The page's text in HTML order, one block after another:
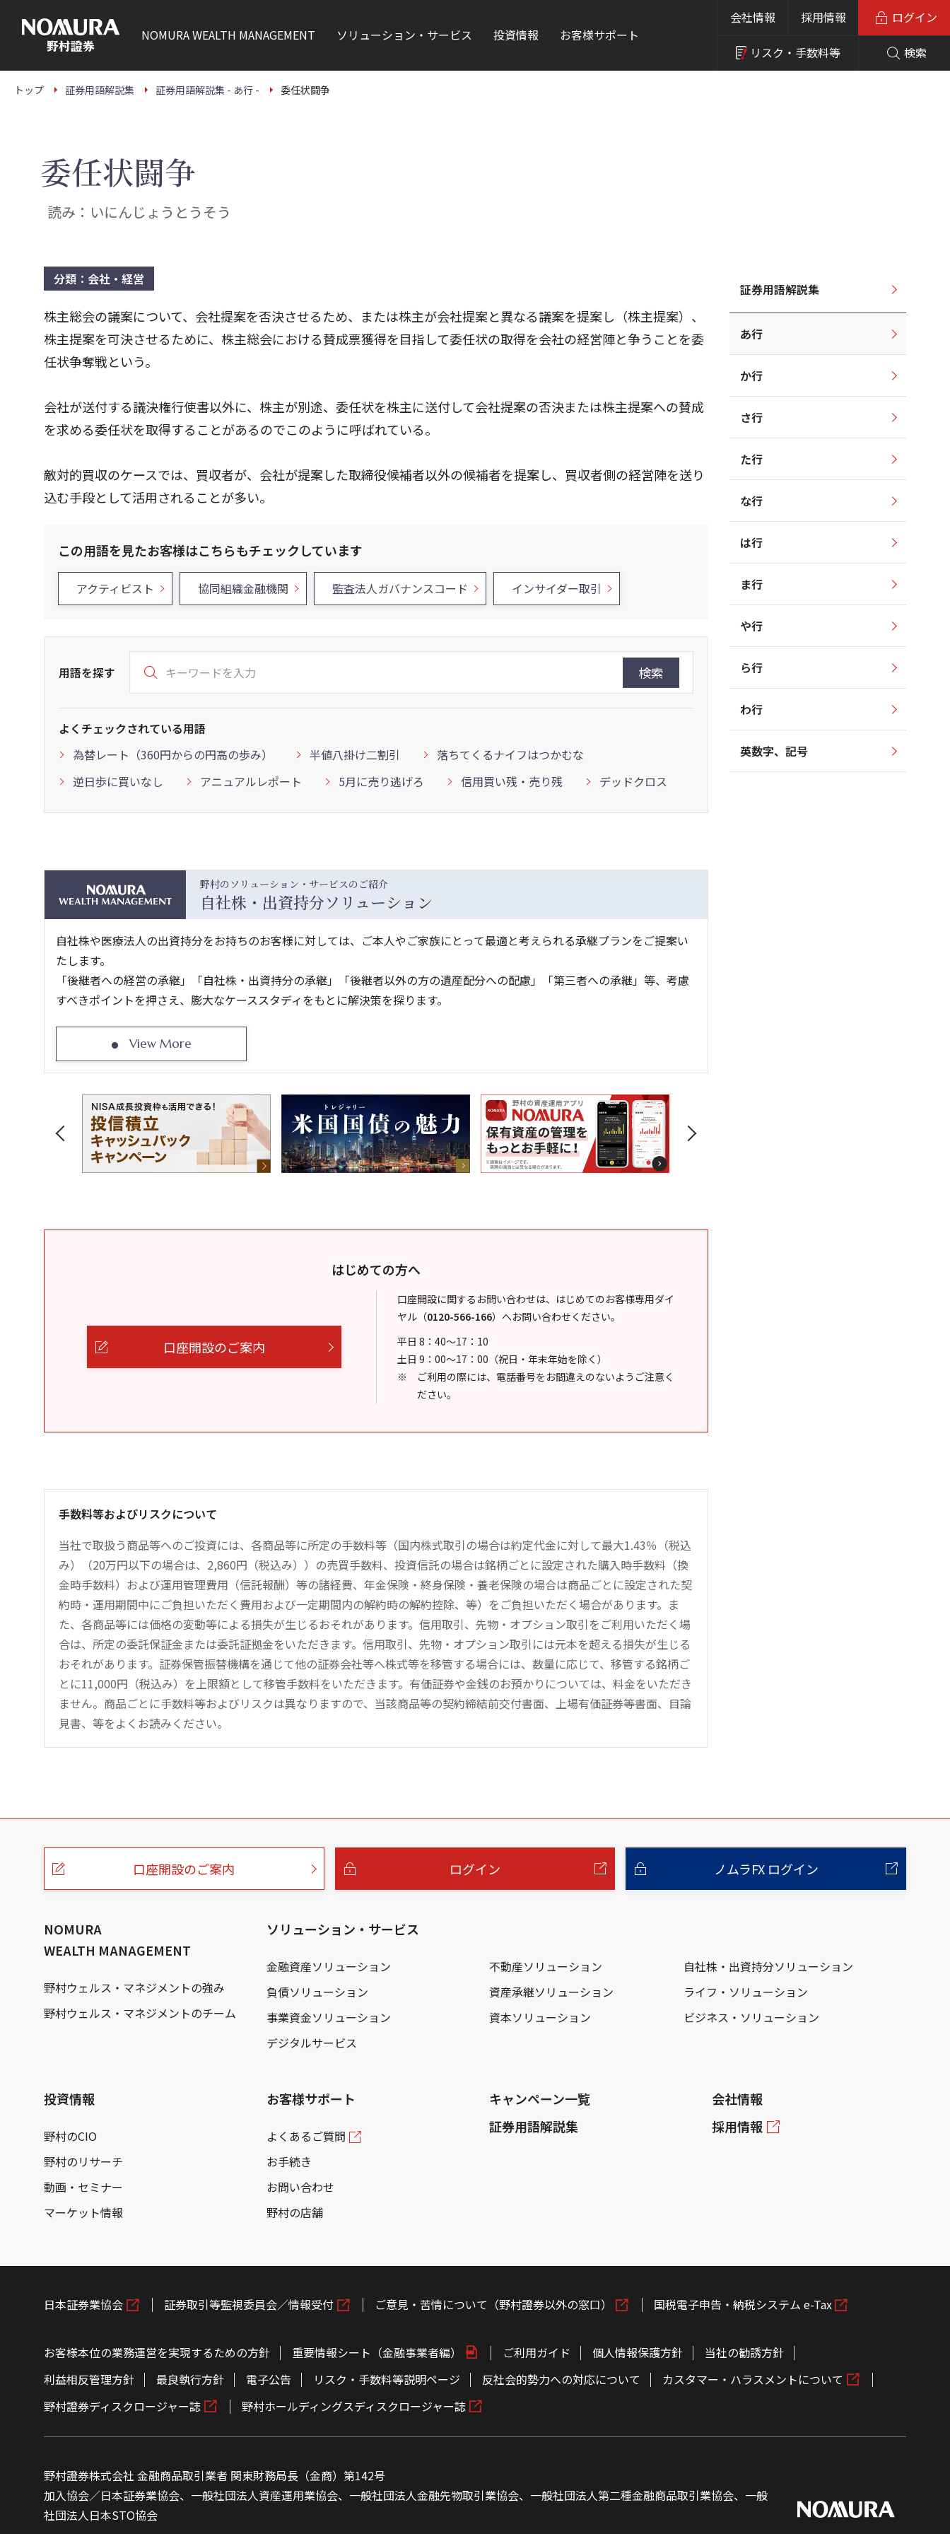
本
NOMURAWEALTH MANAGEMENT ソリューション・サービス 投資情報 お客様サポート
会社情報 採用情報
リスク・ 手数料等 検索
ログイン
トップ 証券用語解説集 証券用語解説集 - あ行 - 委任状闘争
委任状闘争
読み：いにんじょうとうそう
分類：会社・経営
株主総会の議案について、会社提案を否決させるため、または株主が会社提案と異なる議案を提案し（株主提案）、
株主提案を可決させるために、株主総会における賛成票獲得を目指して委任状の取得を会社の経営陣と争うことを委
任状争奪戦という。
会社が送付する議決権行使書以外に、株主が別途、委任状を株主に送付して会社提案の否決または株主提案への賛成
を求める委任状を取得することがあるのでこのように呼ばれている。
敵対的買収のケースでは、買収者が、会社が提案した取締役候補者以外の候補者を提案し、買収者側の経営陣を送り
込む手段として活用されることが多い。
この用語を見たお客様はこちらもチェックしています
アクティビスト 協同組織金融機関 監査法人ガバナンスコード インサイダー取引
用語を探す 検索
よくチェックされている用語
為替レート（360円からの円高の歩み）
半値八掛け二割引
落ちてくるナイフはつかむな
逆日歩に買いなし
アニュアルレポート 5月に売り逃げろ 信用買い残・売り残 デッドクロス
野村のソリューション・サービスのご紹介
自社株・出資持分ソリューション
自社株や医療法人の出資持分をお持ちのお客様に対しては、ご本人やご家族にとって最適と考えられる承継プランをご提案い
たします。
「後継者への経営の承継」「自社株・出資持分の承継」「後継者以外の方の遺産配分への配慮」「第三者への承継」等、考慮
すべきポイントを押さえ、膨大なケーススタディをもとに解決策を探ります。
View More
はじめての方へ
口座開設のご案内
口座開設に関するお問い合わせは、はじめてのお客様専用ダイ
ヤル （0120-566-166） へお問い合わせください。
平日 8：40～17：10
土日 9：00～17：00（祝日・年末年始を除く）
ご利用の際には、電話番号をお間違えのないようご注意く
ださい。
手数料等およびリスクについて
当社で取扱う商品等へのご投資には、各商品等に所定の手数料等（国内株式取引の場合は約定代金に対して最大1.43％（税込
み）（20万円以下の場合は、2,860円（税込み））の売買手数料、投資信託の場合は銘柄ごとに設定された購入時手数料（換
金時手数料）および運用管理費用（信託報酬）等の諸経費、年金保険・終身保険・養老保険の場合は商品ごとに設定された契
約時・運用期間中にご負担いただく費用および一定期間内の解約時の解約控除、等）をご負担いただく場合があります。ま
た、各商品等には価格の変動等による損失が生じるおそれがあります。信用取引、先物・オプション取引をご利用いただく場
合は、所定の委託保証金または委託証拠金をいただきます。信用取引、先物・オプション取引には元本を超える損失が生じる
おそれがあります。証券保管振替機構を通じて他の証券会社等へ株式等を移管する場合には、数量に応じて、移管する銘柄ご
とに11,000円（税込み）を上限額として移管手数料をいただきます。有価証券や金銭のお預かりについては、料金をいただき
ません。商品ごとに手数料等およびリスクは異なりますので、当該商品等の契約締結前交付書面、上場有価証券等書面、目論
見書、等をよくお読みください。
証券用語解説集
あ行
か行
さ行
た行
な行
は行
ま行
や行
ら行
わ行
英数字、記号
こ
口座開設のご案内 ログイン ノムラFX ログイン
NOMURA
WEALTH MANAGEMENT
野村ウェルス・マネジメントの強み
野村ウェルス・マネジメントのチーム
ソリューション・サービス
金融資産ソリューション 不動産ソリューション
自社株・出資持分ソリューション
負債ソリューション
資産承継ソリューション
ライフ・ソリューション
事業資金ソリューション
資本ソリューション
ビジネス・ソリューション
デジタルサービス
投資情報
野村のCIO
野村のリサーチ
動画・セミナー
マーケット情報
お客様サポート
よくあるご質問
お手続き
お問い合わせ
野村の店舗
キャンペーン一覧
証券用語解説集
会社情報
採用情報
日本証券業協会 証券取引等監視委員会／情報受付 ご意見・苦情について（野村證券以外の窓口） 国税電子申告・納税システム e-Tax
お客様本位の業務運営を実現するための方針 重要情報シート（金融事業者編） ご利用ガイド 個人情報保護方針
当社の勧誘方針
利益相反管理方針
最良執行方針 電子公告 リスク・手数料等説明ページ 反社会的勢力への対応について
カスタマー・ハラスメントについて
野村證券ディスクロージャー誌
野村ホールディングスディスクロージャー誌
野村證券株式会社 金融商品取引業者 関東財務局長（金商）第142号
加入協会／日本証券業協会、一般社団法人資産運用業協会、一般社団法人金融先物取引業協会、一般社団法人第二種金融商品取引業協会、一般
社団法人日本STO協会